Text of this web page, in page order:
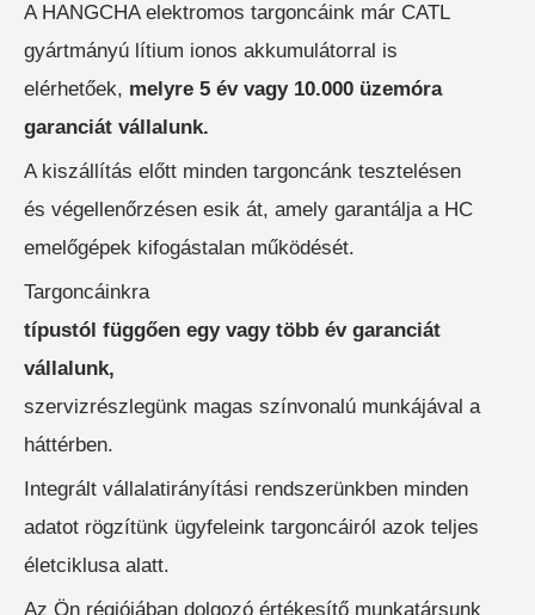
BÉRELHETŐ TARGONCÁK
AKCIÓS
TARGONCÁK
A HANGCHA elektromos targoncáink már CATL
gyártmányú lítium ionos akkumulátorral is
elérhetőek, melyre 5 év vagy 10.000 üzemóra
garanciát vállalunk.
A kiszállítás előtt minden targoncánk tesztelésen
és végellenőrzésen esik át, amely garantálja a HC
emelőgépek kifogástalan működését.
Targoncáinkra
típustól függően egy vagy több év garanciát
vállalunk,
szervizrészlegünk magas színvonalú munkájával a
háttérben.
Integrált vállalatirányítási rendszerünkben minden
adatot rögzítünk ügyfeleink targoncáiról azok teljes
életciklusa alatt.
Az Ön régiójában dolgozó értékesítő munkatársunk